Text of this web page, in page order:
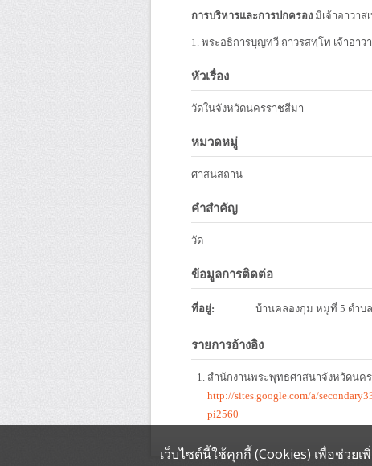
การบริหารและการปกครอง มีเจ้าอาวา
1. พระอธิการบุญทวี ถาวรสทฺโท เจ้าอาว
หัวเรื่อง
วัดในจังหวัดนครราชสีมา
หมวดหมู่
ศาสนสถาน
คำสำคัญ
วัด
ข้อมูลการติดต่อ
ที่อยู่: บ้านคลองกุ่ม หมู่ที่ 5 ตำบล
รายการอ้างอิง
สำนักงานพระพุทธศาสนาจังหวัดนค
http://sites.google.com/a/
pi2560
เว็บไซต์นี้ใช้คุกกี้ (Cookies) เพื่อช่วย